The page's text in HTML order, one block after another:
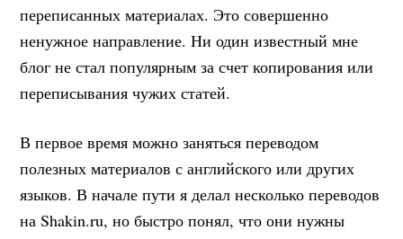
переписанных материалах. Это совершенно
ненужное направление. Ни один известный мне
блог не стал популярным за счет копирования или
переписывания чужих статей.
В первое время можно заняться переводом
полезных материалов с английского или других
языков. В начале пути я делал несколько переводов
на Shakin.ru, но быстро понял, что они нужны